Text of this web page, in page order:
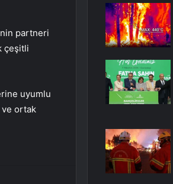
partneri
çeşitli
uyumlu
ortak